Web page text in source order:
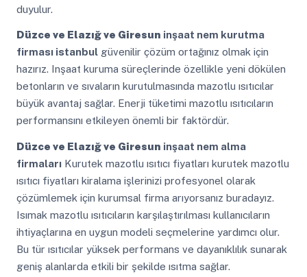
duyulur.
Düzce ve Elazığ ve Giresun inşaat nem kurutma
firması istanbulgüvenilir çözüm ortağınız olmak için
hazırız. Inşaat kuruma süreçlerinde özellikle yeni dökülen
betonların ve sıvaların kurutulmasında mazotlu ısıtıcılar
büyük avantaj sağlar. Enerji tüketimi mazotlu ısıtıcıların
performansını etkileyen önemli bir faktördür.
Düzce ve Elazığ ve Giresun inşaat nem alma
firmalarıKurutek mazotlu ısıtıcı fiyatları kurutek mazotlu
ısıtıcı fiyatları kiralama işlerinizi profesyonel olarak
çözümlemek için kurumsal firma arıyorsanız buradayız.
Isımak mazotlu ısıtıcıların karşılaştırılması kullanıcıların
ihtiyaçlarına en uygun modeli seçmelerine yardımcı olur.
Bu tür ısıtıcılar yüksek performans ve dayanıklılık sunarak
geniş alanlarda etkili bir şekilde ısıtma sağlar.